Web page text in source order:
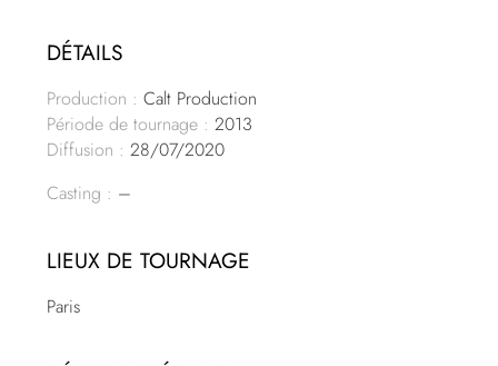
DÉTAILS
Production : Calt Production
Période de tournage : 2013
Diffusion : 28/07/2020
Casting : –
LIEUX DE TOURNAGE
Paris